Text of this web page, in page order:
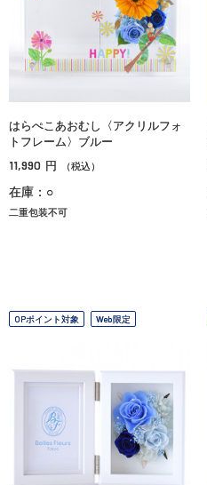
はらぺこあおむし〈アクリルフォ
トフレーム〉ブルー
11,990 円 （税込）
在庫：○
二重包装不可
OPポイント対象 Web限定